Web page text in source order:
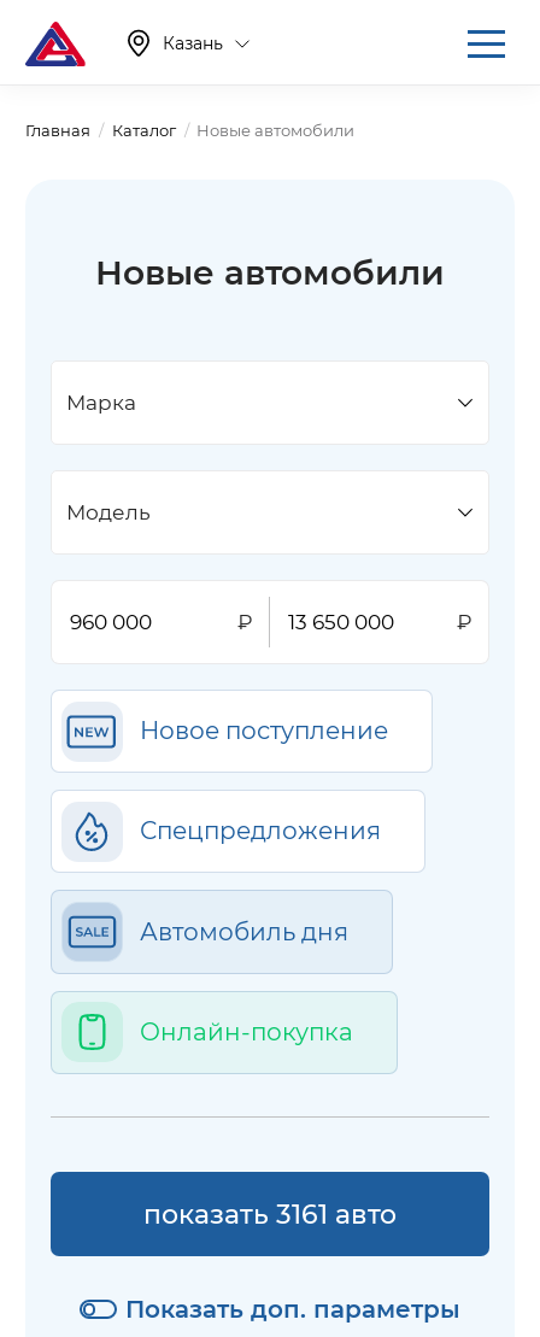
Казань
Главная Каталог Новые автомобили
Новые автомобили
Марка
Модель
Новое поступление
Спецпредложения
Автомобиль дня
Онлайн-покупка
Показать доп. параметры
показать 3161 авто